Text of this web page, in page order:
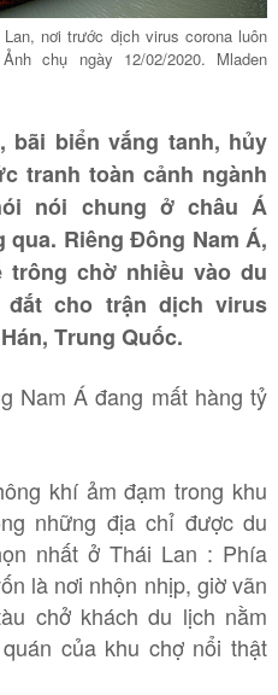
nơi trước dịch virus corona luôn
chụ ngày 12/02/2020. Mladen
bãi biển vắng tanh, hủy
tranh toàn cảnh ngành
nói chung ở châu Á
Riêng Đông Nam Á,
chờ nhiều vào du
cho trận dịch virus
Trung Quốc.
Nam Á đang mất hàng tỷ
khí ảm đạm trong khu
những địa chỉ được du
nhất ở Thái Lan : Phía
là nơi nhộn nhịp, giờ vãn
chở khách du lịch nằm
của khu chợ nổi thật